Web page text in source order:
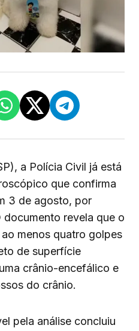
a Polícia Civil já está
que confirma
3 de agosto, por
documento revela que o
menos quatro golpes
de superfície
crânio-encefálico e
do crânio.
pela análise concluiu